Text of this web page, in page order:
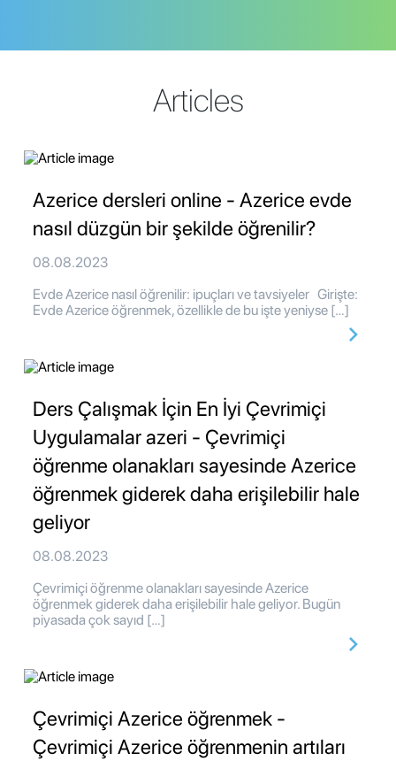
Articles
Azerice dersleri online - Azerice evde
nasıl düzgün bir şekilde öğrenilir?
08.08.2023
Evde Azerice nasıl öğrenilir: ipuçları ve tavsiyeler Girişte:
Evde Azerice öğrenmek, özellikle de bu işte yeniyse […]
Ders Çalışmak İçin En İyi Çevrimiçi
Uygulamalar azeri - Çevrimiçi
öğrenme olanakları sayesinde Azerice
öğrenmek giderek daha erişilebilir hale
geliyor
08.08.2023
Çevrimiçi öğrenme olanakları sayesinde Azerice
öğrenmek giderek daha erişilebilir hale geliyor. Bugün
piyasada çok sayıd […]
Çevrimiçi Azerice öğrenmek -
Çevrimiçi Azerice öğrenmenin artıları